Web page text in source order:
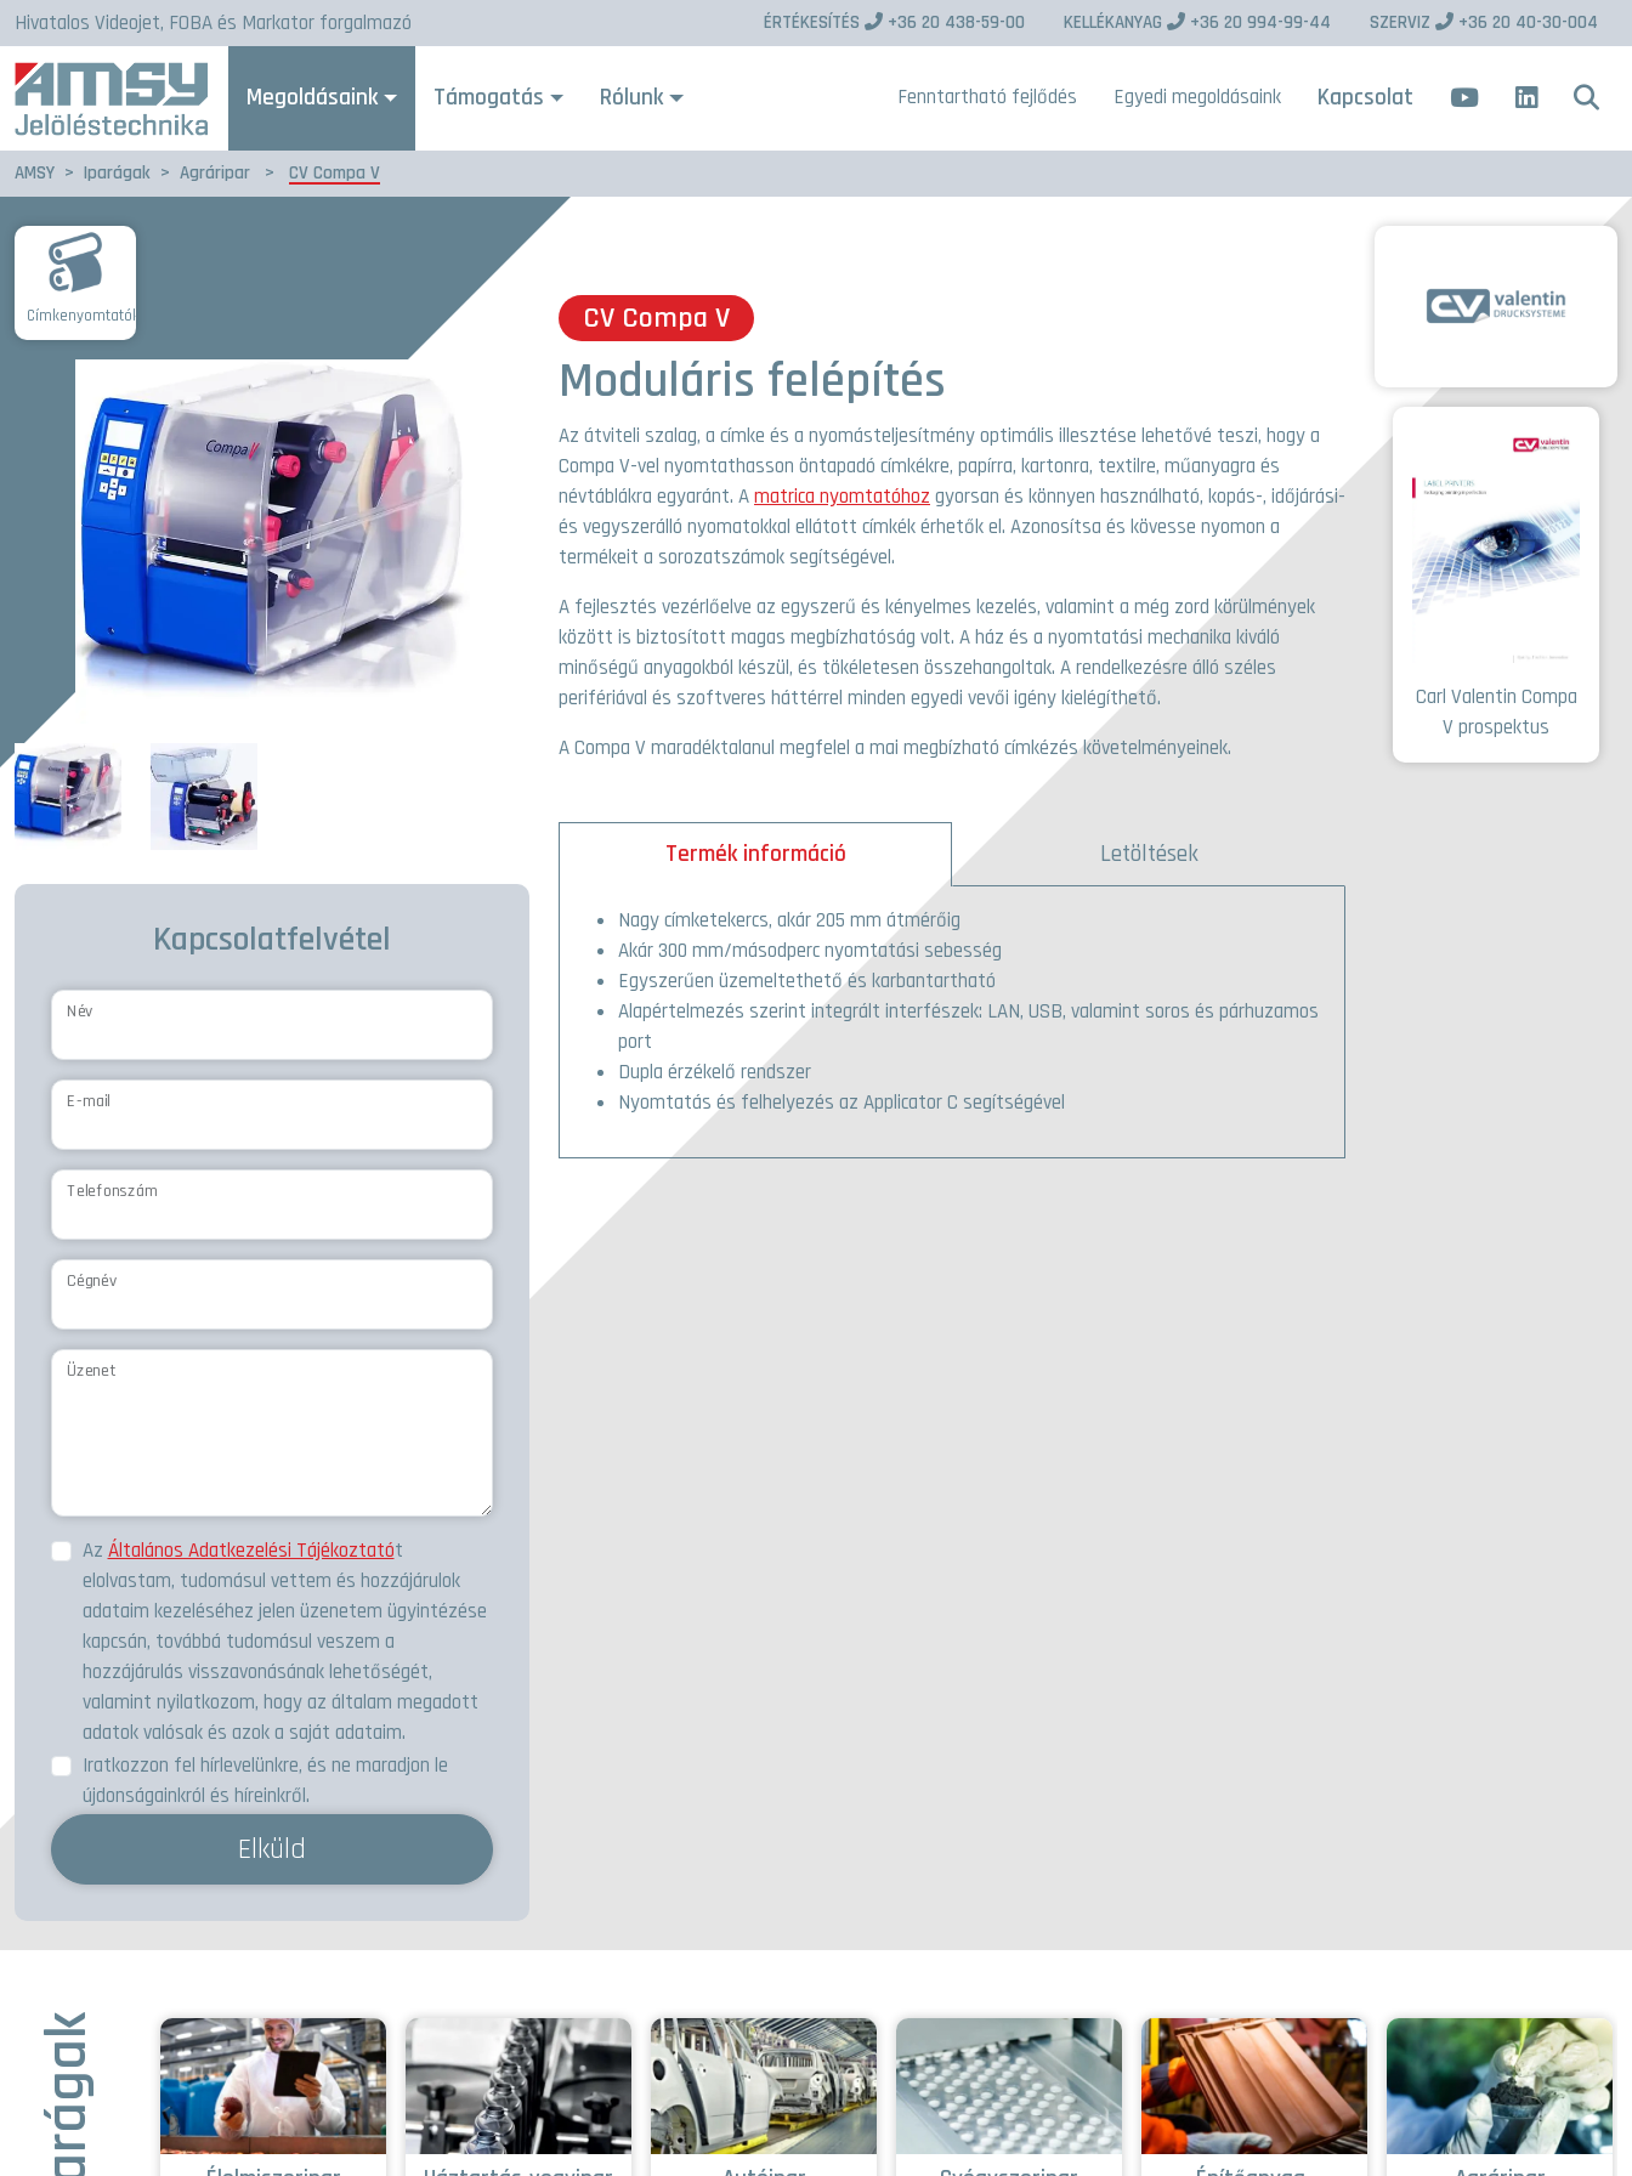
Hivatalos Videojet, FOBA és Markator forgalmazó ÉRTÉKESÍTÉS +36 20 438-59-00 KELLÉKANYAG +36 20 994-99-44 SZERVIZ +36 20 40-30-004
Megoldásaink Támogatás Rólunk Fenntartható fejlődés Egyedi megoldásaink Kapcsolat
AMSY > Iparágak > Agráripar > CV Compa V
Címkenyomtatók
Kapcsolatfelvétel
Név
E-mail
Telefonszám
Cégnév
Üzenet
Az Általános Adatkezelési Tájékoztatót
elolvastam, tudomásul vettem és hozzájárulok
adataim kezeléséhez jelen üzenetem ügyintézése
kapcsán, továbbá tudomásul veszem a
hozzájárulás visszavonásának lehetőségét,
valamint nyilatkozom, hogy az általam megadott
adatok valósak és azok a saját adataim.
Iratkozzon fel hírlevelünkre, és ne maradjon le
újdonságainkról és híreinkről.
Elküld
CV Compa V
Moduláris felépítés
Az átviteli szalag, a címke és a nyomásteljesítmény optimális illesztése lehetővé teszi, hogy a
Compa V-vel nyomtathasson öntapadó címkékre, papírra, kartonra, textilre, műanyagra és
névtáblákra egyaránt. Amatrica nyomtatóhoz gyorsan és könnyen használható, kopás-, időjárási-
és vegyszerálló nyomatokkal ellátott címkék érhetők el. Azonosítsa és kövesse nyomon a
termékeit a sorozatszámok segítségével.
A fejlesztés vezérlőelve az egyszerű és kényelmes kezelés, valamint a még zord körülmények
között is biztosított magas megbízhatóság volt. A ház és a nyomtatási mechanika kiváló
minőségű anyagokból készül, és tökéletesen összehangoltak. A rendelkezésre álló széles
perifériával és szoftveres háttérrel minden egyedi vevői igény kielégíthető.
A Compa V maradéktalanul megfelel a mai megbízható címkézés követelményeinek.
Termék információ Letöltések
Nagy címketekercs, akár 205 mm átmérőig
Akár 300 mm/másodperc nyomtatási sebesség
Egyszerűen üzemeltethető és karbantartható
Alapértelmezés szerint integrált interfészek: LAN, USB, valamint soros és párhuzamos
port
Dupla érzékelő rendszer
Nyomtatás és felhelyezés az Applicator C segítségével
Carl Valentin Compa
V prospektus
Iparágak